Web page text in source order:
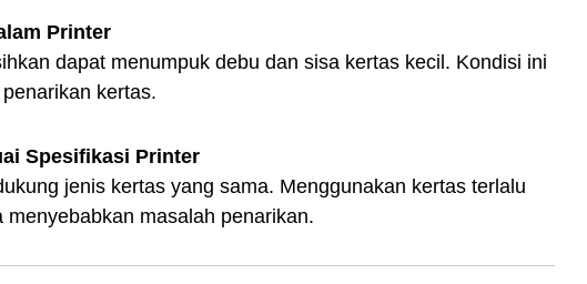
Printer
dapat menumpuk debu dan sisa kertas kecil. Kondisi ini
kertas.
Spesifikasi Printer
jenis kertas yang sama. Menggunakan kertas terlalu
masalah penarikan.